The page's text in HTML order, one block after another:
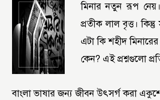
মিনার নতুন রূপ নেয়।
প্রতীক লাল বৃত্ত।
এটা কি শহীদ
কেন? এই প্রশ্নগুলো
বাংলা ভাষার জন্য জীবন উৎসর্গ করা